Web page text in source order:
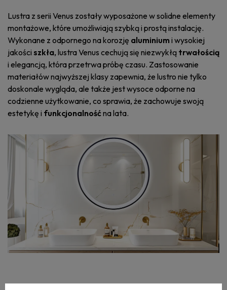
Lustra z serii Venus zostały wyposażone w solidne elementy
montażowe, które umożliwiają szybką i prostą instalację.
Wykonane z odpornego na korozję aluminium i wysokiej
jakości szkła, lustra Venus cechują się niezwykłą trwałością
i elegancją, która przetrwa próbę czasu. Zastosowanie
materiałów najwyższej klasy zapewnia, że lustro nie tylko
doskonale wygląda, ale także jest wysoce odporne na
codzienne użytkowanie, co sprawia, że zachowuje swoją
estetykę i funkcjonalnośćna lata.